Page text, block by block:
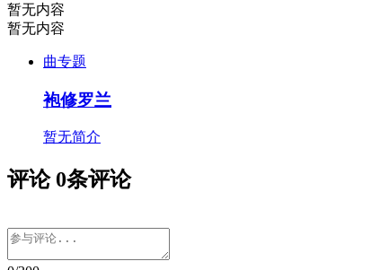
暂无内容
暂无内容
曲专题
袍修罗兰
暂无简介
评论 0条评论